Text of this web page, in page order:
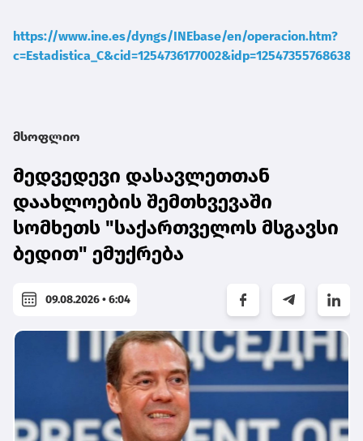
https://www.ine.es/dyngs/INEbase/en/operacion.htm?
მსოფლიო
მედვედევი დასავლეთთან
დაახლოების შემთხვევაში
სომხეთს "საქართველოს მსგავსი
ბედით" ემუქრება
09.08.2026 • 6:04